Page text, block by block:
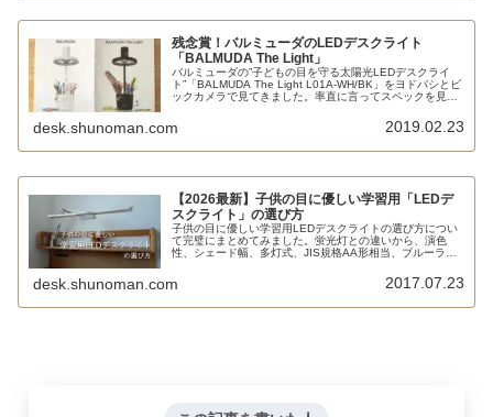
残念賞！バルミューダのLEDデスクライト
「BALMUDA The Light」
バルミューダの”子どもの目を守る太陽光LEDデスクライ
ト”「BALMUDA The Light L01A-WH/BK」をヨドバシとビ
ックカメラで見てきました。率直に言ってスペックを見た
じられます。質感やデザインが良く、山田医療照明との共
同開発という点も購買心をくすぐられるのはもちろん分か
desk.shunoman.com 2019.02.23
【2026最新】子供の目に優しい学習用「LEDデ
スクライト」の選び方
子供の目に優しい学習用LEDデスクライトの選び方につい
て完璧にまとめてみました。蛍光灯との違いから、演色
性、シェード幅、多灯式、JIS規格AA形相当、ブルーライ
desk.shunoman.com 2017.07.23